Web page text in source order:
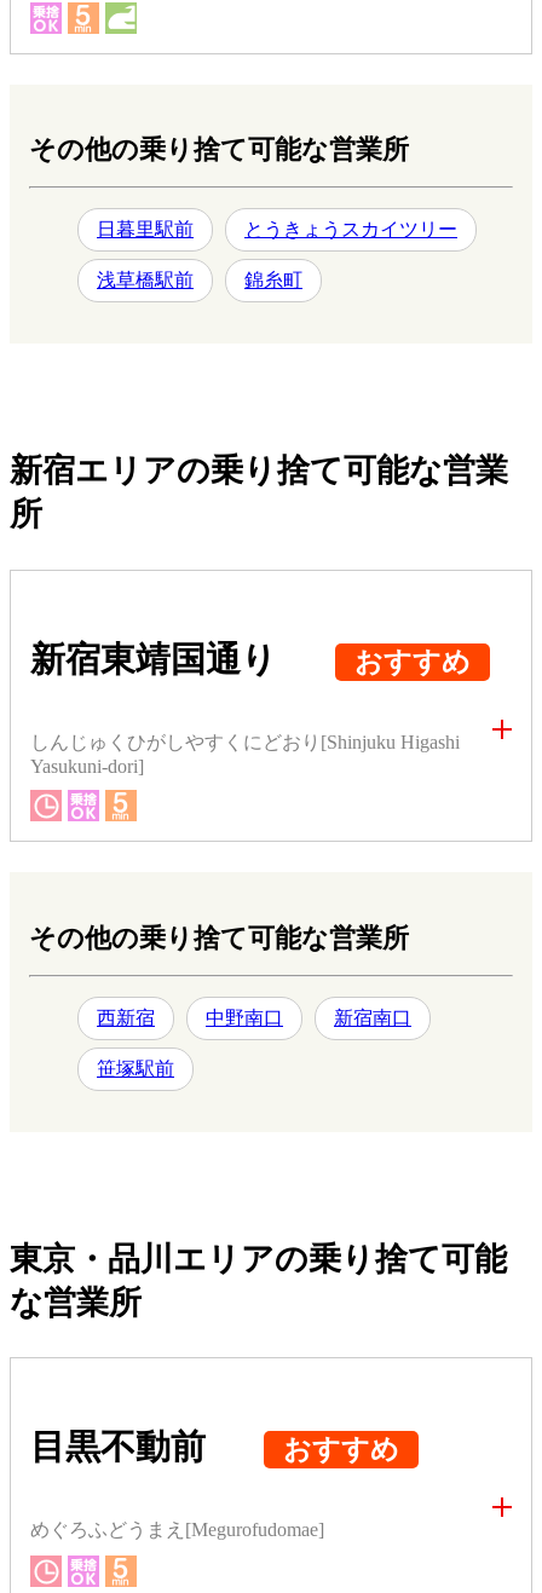
その他の乗り捨て可能な営業所
日暮里駅前 とうきょうスカイツリー
浅草橋駅前 錦糸町
新宿エリアの乗り捨て可能な営業
所
新宿東靖国通り おすすめ
しんじゅくひがしやすくにどおり[Shinjuku Higashi
Yasukuni-dori]
その他の乗り捨て可能な営業所
西新宿 中野南口 新宿南口
笹塚駅前
東京・品川エリアの乗り捨て可能
な営業所
目黒不動前 おすすめ
めぐろふどうまえ[Megurofudomae]